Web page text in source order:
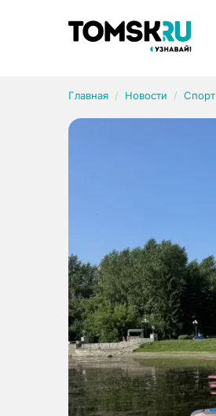
Главная Новости Спорт
Рубрики